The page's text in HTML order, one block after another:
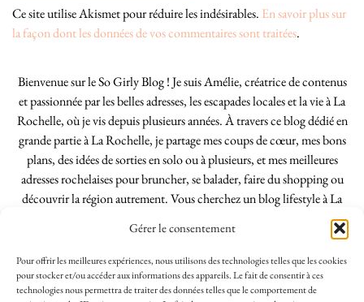
Gérer le consentement
Pour offrir les meilleures expériences, nous utilisons des technologies telles que les cookies
pour stocker et/ou accéder aux informations des appareils. Le fait de consentir à ces
technologies nous permettra de traiter des données telles que le comportement de
Ce site utilise Akismet pour réduire les indésirables. En savoir plus sur
la façon dont les données de vos commentaires sont traitées.
Bienvenue sur le So Girly Blog ! Je suis Amélie, créatrice de contenus
et passionnée par les belles adresses, les escapades locales et la vie à La
Rochelle, où je vis depuis plusieurs années. À travers ce blog dédié en
grande partie à La Rochelle, je partage mes coups de cœur, mes bons
plans, des idées de sorties en solo ou à plusieurs, et mes meilleures
adresses rochelaises pour bruncher, se balader, faire du shopping ou
découvrir la région autrement. Vous cherchez un blog lifestyle à La
Rochelle, tenu par une locale ? Vous êtes au bon endroit. Que vous
soyez Rochelais·e ou de passage dans notre belle ville, j’espère que mes
articles vous aideront à profiter de La Rochelle comme un·e vrai·e
initié·e. !